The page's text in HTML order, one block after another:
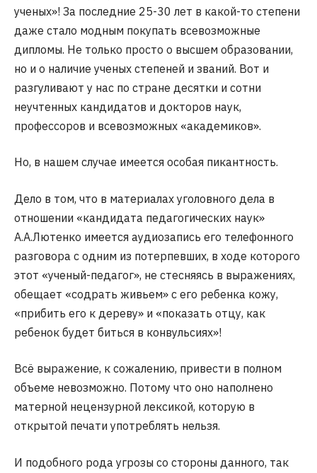
ученых»! За последние 25-30 лет в какой-то степени
даже стало модным покупать всевозможные
дипломы. Не только просто о высшем образовании,
но и о наличие ученых степеней и званий. Вот и
разгуливают у нас по стране десятки и сотни
неучтенных кандидатов и докторов наук,
профессоров и всевозможных «академиков».
Но, в нашем случае имеется особая пикантность.
Дело в том, что в материалах уголовного дела в
отношении «кандидата педагогических наук»
А.А.Лютенко имеется аудиозапись его телефонного
разговора с одним из потерпевших, в ходе которого
этот «ученый-педагог», не стесняясь в выражениях,
обещает «содрать живьем» с его ребенка кожу,
«прибить его к дереву» и «показать отцу, как
ребенок будет биться в конвульсиях»!
Всё выражение, к сожалению, привести в полном
объеме невозможно. Потому что оно наполнено
матерной нецензурной лексикой, которую в
открытой печати употреблять нельзя.
И подобного рода угрозы со стороны данного, так